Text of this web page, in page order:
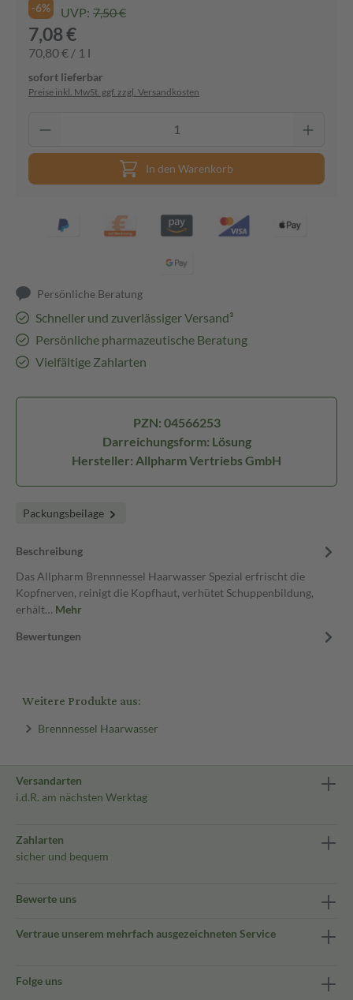
-6% UVP: 7,50 €
7,08 €
70,80 € / 1 l
sofort lieferbar
Preise inkl. MwSt. ggf. zzgl. Versandkosten
In den Warenkorb
Persönliche Beratung
Schneller und zuverlässiger Versand³
Persönliche pharmazeutische Beratung
Vielfältige Zahlarten
PZN: 04566253
Darreichungsform: Lösung
Hersteller: Allpharm Vertriebs GmbH
Packungsbeilage
Beschreibung
Das Allpharm Brennnessel Haarwasser Spezial erfrischt die
Kopfnerven, reinigt die Kopfhaut, verhütet Schuppenbildung,
erhält… Mehr
Bewertungen
Weitere Produkte aus:
Brennnessel Haarwasser
Versandarten
i.d.R. am nächsten Werktag
Zahlarten
sicher und bequem
Bewerte uns
Vertraue unserem mehrfach ausgezeichneten Service
Folge uns